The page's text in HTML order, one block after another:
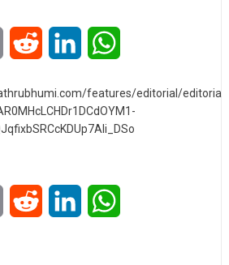
Email Reddit LinkedIn
features/editorial/editorial-
Email Reddit LinkedIn